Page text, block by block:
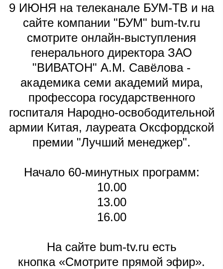
9 ИЮНЯ на телеканале БУМ-ТВ и на
сайте компании "БУМ" bum-tv.ru
смотрите онлайн-выступления
генерального директора ЗАО
"ВИВАТОН" А.М. Савёлова -
академика семи академий мира,
профессора государственного
госпиталя Народно-освободительной
армии Китая, лауреата Оксфордской
премии "Лучший менеджер".
Начало 60-минутных программ:
10.00
13.00
16.00
На сайте bum-tv.ru есть
кнопка «Смотрите прямой эфир».